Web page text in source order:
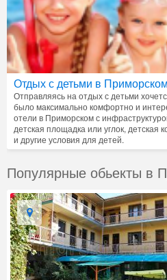
Отдых с детьми в Приморском
Отправляясь на отдых с детьми
было максимально комфортно и
отели в Приморском с
детская площадка или углок, детская
и другие условия для детей.
Популярные обьекты в